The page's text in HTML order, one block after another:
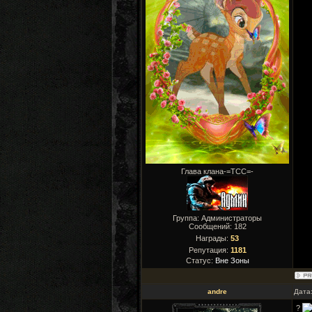
Глава клана-=ТСС=-
Группа: Администраторы
Сообщений: 182
Награды: 53
Репутация: 1181
Статус: Вне Зоны
andre
?